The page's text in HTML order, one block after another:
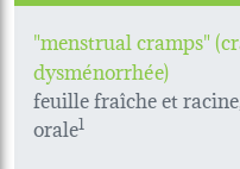
"menstrual cramps"
dysménorrhée)
feuille fraîche et
orale1